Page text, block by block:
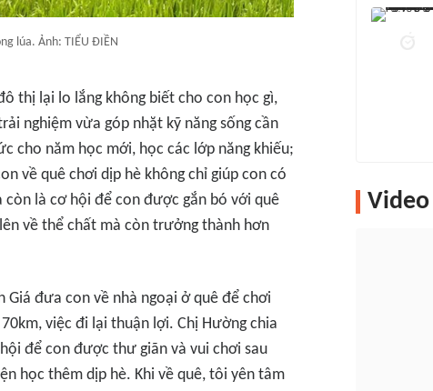
lúa. Ảnh: TIỂU ĐIỀN
thị lại lo lắng không biết cho con học gì,
nghiệm vừa góp nhặt kỹ năng sống cần
cho năm học mới, học các lớp năng khiếu;
về quê chơi dịp hè không chỉ giúp con có
là cơ hội để con được gắn bó với quê
về thể chất mà còn trưởng thành hơn
Giá đưa con về nhà ngoại ở quê để chơi
việc đi lại thuận lợi. Chị Hường chia
để con được thư giãn và vui chơi sau
học thêm dịp hè. Khi về quê, tôi yên tâm
Video